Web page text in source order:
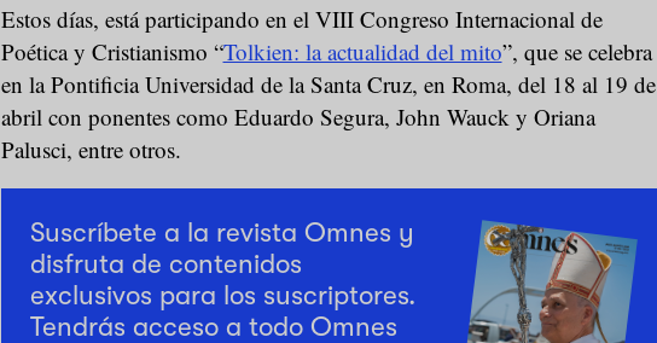
Estos días, está participando en el VIII Congreso Internacional de
Poética y Cristianismo “Tolkien: la actualidad del mito”, que se celebra
en la Pontificia Universidad de la Santa Cruz, en Roma, del 18 al 19 de
abril con ponentes como Eduardo Segura, John Wauck y Oriana
Palusci, entre otros.
Suscríbete a la revista Omnes y
disfruta de contenidos
exclusivos para los suscriptores.
Tendrás acceso a todo Omnes